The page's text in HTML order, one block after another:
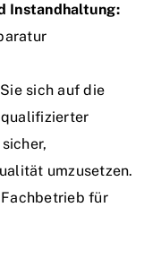
Instandhaltung:
sich auf die
qualifizierter
umzusetzen.
für